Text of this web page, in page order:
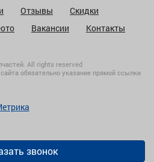
Отзывы
Скидки
Вакансии
Контакты
All rights reserved
обязательно указание прямой ссылки
звонок